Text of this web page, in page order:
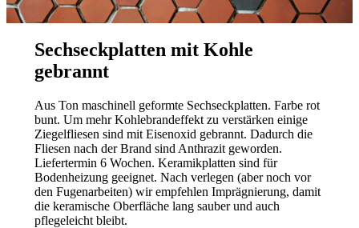
Sechseckplatten mit Kohle
gebrannt
Aus Ton maschinell geformte Sechseckplatten. Farbe rot
bunt. Um mehr Kohlebrandeffekt zu verstärken einige
Ziegelfliesen sind mit Eisenoxid gebrannt. Dadurch die
Fliesen nach der Brand sind Anthrazit geworden.
Liefertermin 6 Wochen. Keramikplatten sind für
Bodenheizung geeignet. Nach verlegen (aber noch vor
den Fugenarbeiten) wir empfehlen Imprägnierung, damit
die keramische Oberfläche lang sauber und auch
pflegeleicht bleibt.